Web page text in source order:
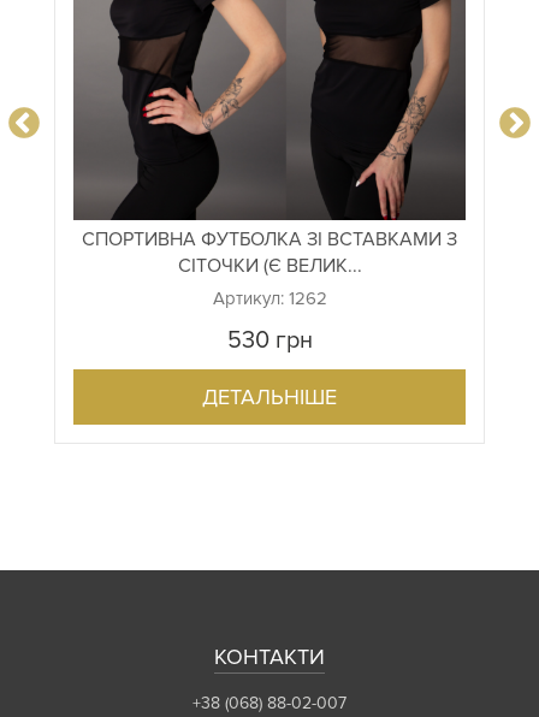
СПОРТИВНА ФУТБОЛКА ЗІ ВСТАВКАМИ З
СІТОЧКИ (Є ВЕЛИК...
Артикул: 1262
530грн
ДЕТАЛЬНІШЕ
КОНТАКТИ
+38 (068) 88-02-007